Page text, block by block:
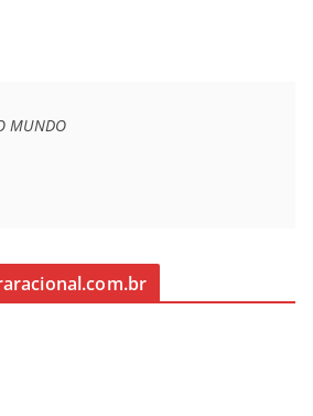
MUNDO